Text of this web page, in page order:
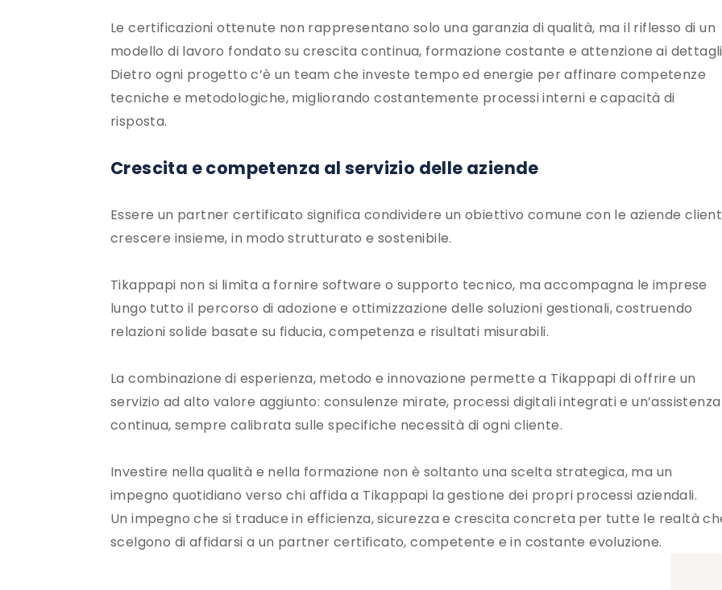
Le certificazioni ottenute non rappresentano solo una garanzia di qualità, ma il riflesso di un
modello di lavoro fondato su crescita continua, formazione costante e attenzione ai
Dietro ogni progetto c’è un team che investe tempo ed energie per affinare competenze
tecniche e metodologiche, migliorando costantemente processi interni e capacità di
risposta.
Crescita e competenza al servizio delle aziende
Essere un partner certificato significa condividere un obiettivo comune con le aziende
crescere insieme, in modo strutturato e sostenibile.
Tikappapi non si limita a fornire software o supporto tecnico, ma accompagna le imprese
lungo tutto il percorso di adozione e ottimizzazione delle soluzioni gestionali, costruendo
relazioni solide basate su fiducia, competenza e risultati misurabili.
La combinazione di esperienza, metodo e innovazione permette a Tikappapi di offrire un
servizio ad alto valore aggiunto: consulenze mirate, processi digitali integrati e un’assistenza
continua, sempre calibrata sulle specifiche necessità di ogni cliente.
Investire nella qualità e nella formazione non è soltanto una scelta strategica, ma un
impegno quotidiano verso chi affida a Tikappapi la gestione dei propri processi aziendali.
Un impegno che si traduce in efficienza, sicurezza e crescita concreta per tutte le realtà
scelgono di affidarsi a un partner certificato, competente e in costante evoluzione.